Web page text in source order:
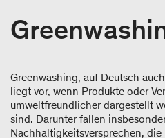
Greenwashing, auf Deutsch
liegt vor, wenn Produkte oder
umweltfreundlicher dargestellt
sind. Darunter fallen
Nachhaltigkeitsversprechen,